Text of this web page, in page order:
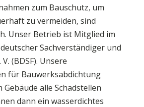
zum Bauschutz, um
zu vermeiden, sind
Unser Betrieb ist Mitglied im
Sachverständiger und
(BDSF). Unsere
für Bauwerksabdichtung
alle Schadstellen
dann ein wasserdichtes